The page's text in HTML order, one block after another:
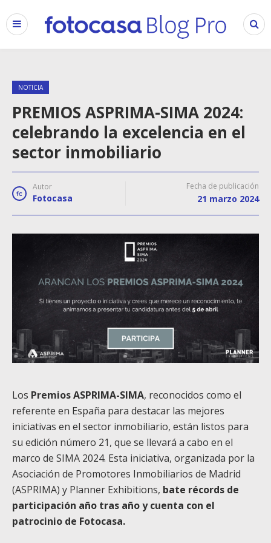
NOTICIA
PREMIOS ASPRIMA-SIMA 2024:
celebrando la excelencia en el
sector inmobiliario
Autor
Fotocasa
Fecha de publicación
21 marzo 2024
Los Premios ASPRIMA-SIMA, reconocidos como el
referente en España para destacar las mejores
iniciativas en el sector inmobiliario, están listos para
su edición número 21, que se llevará a cabo en el
marco de SIMA 2024. Esta iniciativa, organizada por la
Asociación de Promotores Inmobiliarios de Madrid
(ASPRIMA) y Planner Exhibitions, bate récords de
participación año tras año y cuenta con el
patrocinio de Fotocasa.